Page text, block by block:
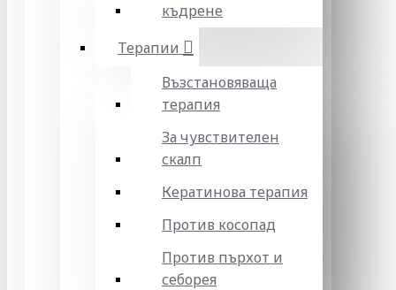
къдрене
Терапии
Възстановяваща
терапия
За чувствителен
скалп
Кератинова терапия
Против косопад
Против пърхот и
себорея